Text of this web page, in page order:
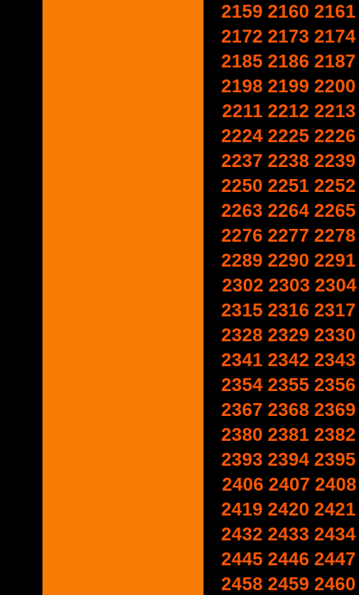
2159 2160 2161
2172 2173 2174
2185 2186 2187
2198 2199 2200
2211 2212 2213
2224 2225 2226
2237 2238 2239
2250 2251 2252
2263 2264 2265
2276 2277 2278
2289 2290 2291
2302 2303 2304
2315 2316 2317
2328 2329 2330
2341 2342 2343
2354 2355 2356
2367 2368 2369
2380 2381 2382
2393 2394 2395
2406 2407 2408
2419 2420 2421
2432 2433 2434
2445 2446 2447
2458 2459 2460